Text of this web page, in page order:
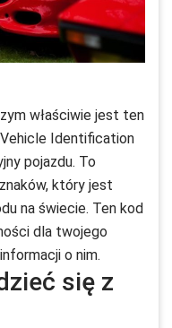
właściwie jest ten
Identification
pojazdu. To
który jest
na świecie. Ten kod
dla twojego
o nim.
się z